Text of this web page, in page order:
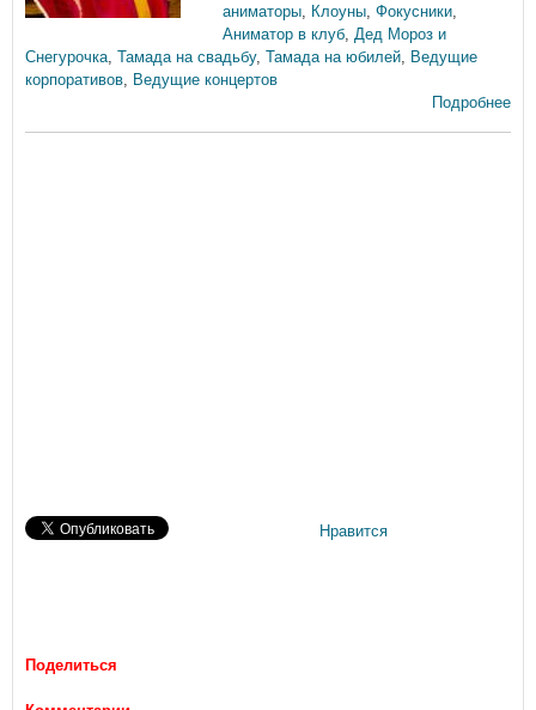
аниматоры Клоуны Фокусники
Аниматор в клуб Дед Мороз и
Снегурочка Тамада на свадьбу, Тамада на юбилей Ведущие
корпоративов Ведущие концертов
Подробнее
Нравится
Поделиться